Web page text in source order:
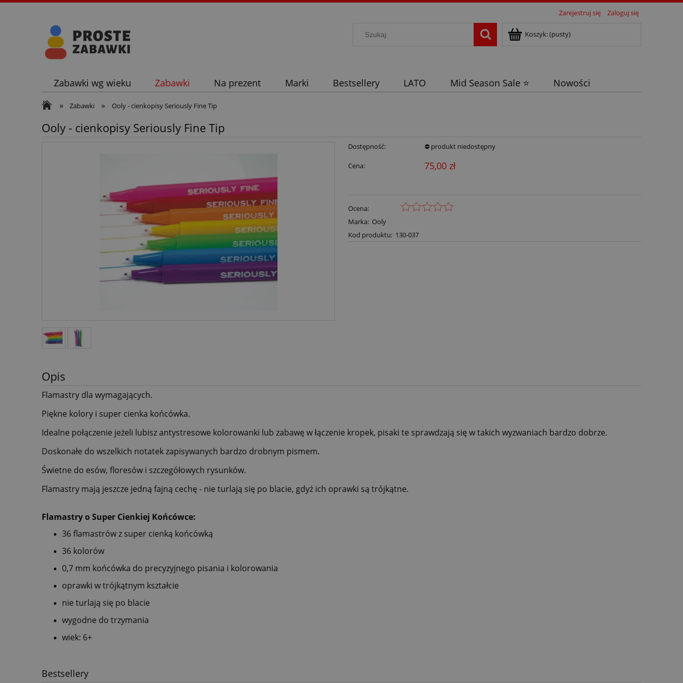
Zarejestruj się Zaloguj się
Koszyk:(pusty)
Zabawki wg wieku Zabawki Na prezent Marki Bestsellery LATO Mid Season Sale ⭐ Nowości
» Zabawki » Ooly - cienkopisy Seriously Fine Tip
Ooly - cienkopisy Seriously Fine Tip
Dostępność: ⛔ produkt niedostępny
Cena: 75,00 zł
Ocena:
Marka: Ooly
Kod produktu: 130-037
Opis
Flamastry dla wymagających.
Piękne kolory i super cienka końcówka.
Idealne połączenie jeżeli lubisz antystresowe kolorowanki lub zabawę w łączenie kropek, pisaki te sprawdzają się w takich wyzwaniach bardzo dobrze.
Doskonałe do wszelkich notatek zapisywanych bardzo drobnym pismem.
Świetne do esów, floresów i szczegółowych rysunków.
Flamastry mają jeszcze jedną fajną cechę - nie turlają się po blacie, gdyż ich oprawki są trójkątne.
Flamastry o Super Cienkiej Końcówce:
36 flamastrów z super cienką końcówką
36 kolorów
0,7 mm końcówka do precyzyjnego pisania i kolorowania
oprawki w trójkątnym kształcie
nie turlają się po blacie
wygodne do trzymania
wiek: 6+
Bestsellery